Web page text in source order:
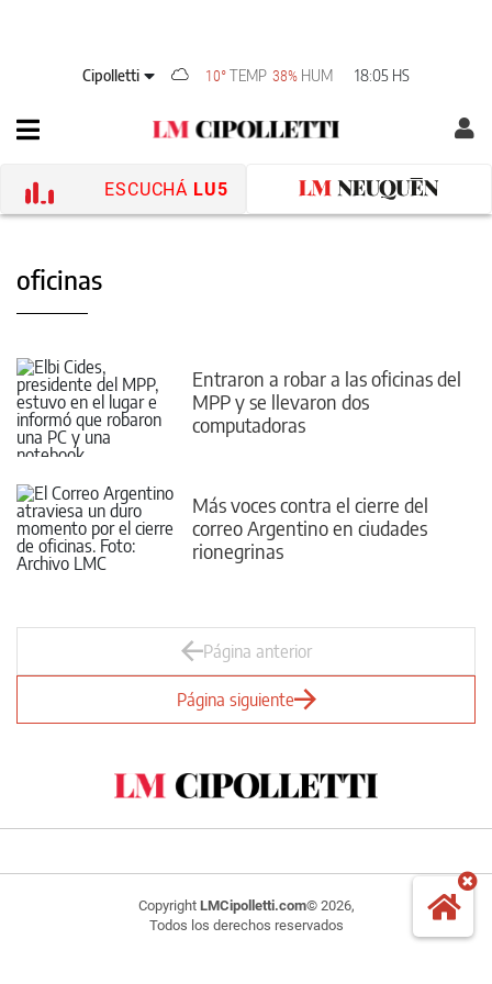
Cipolletti 10°TEMP 38% HUM 18:05 HS
ESCUCHÁ LU5
oficinas
Entraron a robar a las oficinas del
MPP y se llevaron dos
computadoras
Más voces contra el cierre del
correo Argentino en ciudades
rionegrinas
Página anterior
Página siguiente
Copyright LMCipolletti.com© 2026,
Todos los derechos reservados